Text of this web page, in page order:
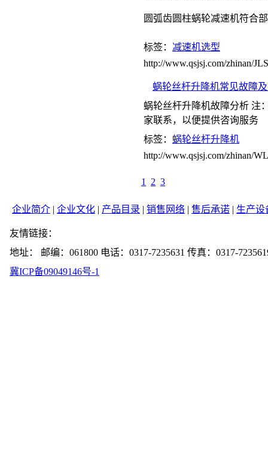
圆弧齿圆柱蜗轮减速机符合
标签： 减速机选型
http://www.qsjsj.com/zhinan/
蜗轮丝杆升降机常见故障
蜗轮丝杆升降机故障分析 注
家联系，以便提供咨询服务
标签： 蜗轮丝杆升降机
http://www.qsjsj.com/zhinan/
1 2 3
企业简介 | 企业文化 | 产品目录 | 销售网络 | 售后承诺 | 生产设
友情链接：
地址： 邮编：061800 电话：0317-7235631 传真：0317-
冀ICP备09049146号-1